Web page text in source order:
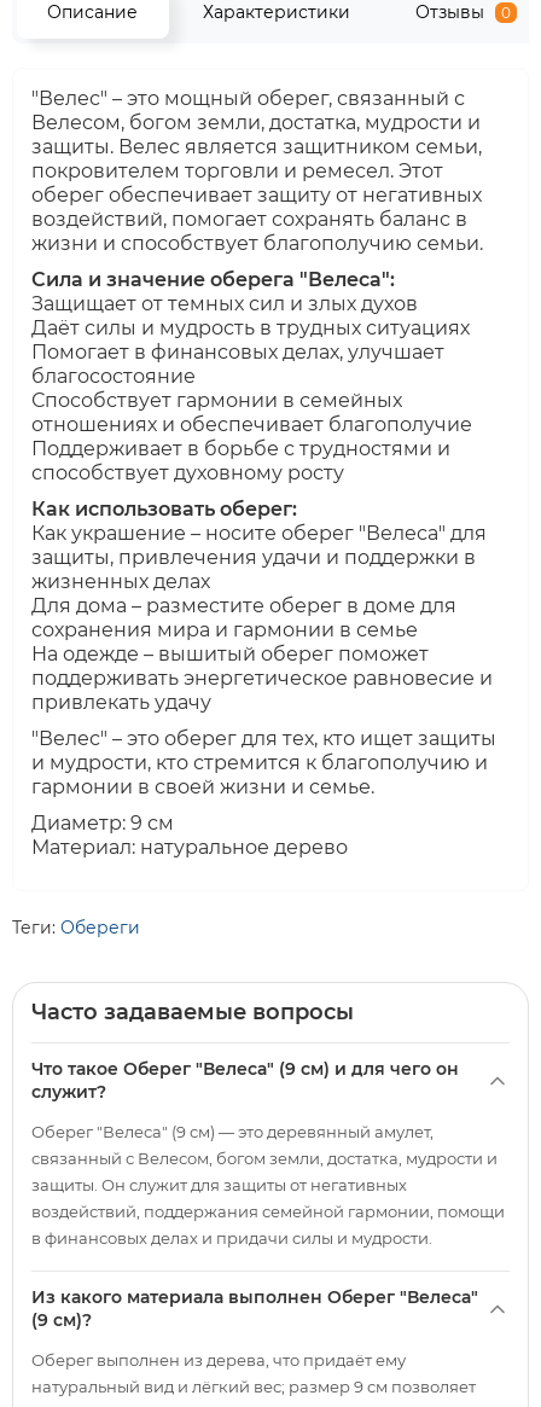
Описание Характеристики Отзывы 0
"Велес" – это мощный оберег, связанный с
Велесом, богом земли, достатка, мудрости и
защиты. Велес является защитником семьи,
покровителем торговли и ремесел. Этот
оберег обеспечивает защиту от негативных
воздействий, помогает сохранять баланс в
жизни и способствует благополучию семьи.
Сила и значение оберега "Велеса":
Защищает от темных сил и злых духов
Даёт силы и мудрость в трудных ситуациях
Помогает в финансовых делах, улучшает
благосостояние
Способствует гармонии в семейных
отношениях и обеспечивает благополучие
Поддерживает в борьбе с трудностями и
способствует духовному росту
Как использовать оберег:
Как украшение – носите оберег "Велеса" для
защиты, привлечения удачи и поддержки в
жизненных делах
Для дома – разместите оберег в доме для
сохранения мира и гармонии в семье
На одежде – вышитый оберег поможет
поддерживать энергетическое равновесие и
привлекать удачу
"Велес" – это оберег для тех, кто ищет защиты
и мудрости, кто стремится к благополучию и
гармонии в своей жизни и семье.
Диаметр: 9 см
Материал: натуральное дерево
Теги: Обереги
Часто задаваемые вопросы
Что такое Оберег "Велеса" (9 см) и для чего он
служит?
Оберег "Велеса" (9 см) — это деревянный амулет,
связанный с Велесом, богом земли, достатка, мудрости и
защиты. Он служит для защиты от негативных
воздействий, поддержания семейной гармонии, помощи
в финансовых делах и придачи силы и мудрости.
Из какого материала выполнен Оберег "Велеса"
(9 см)?
Оберег выполнен из дерева, что придаёт ему
натуральный вид и лёгкий вес; размер 9 см позволяет